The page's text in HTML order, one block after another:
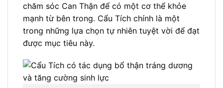
chăm sóc Can Thận để có một cơ thể khỏe
mạnh từ bên trong. Cẩu Tích chính là một
trong những lựa chọn tự nhiên tuyệt vời để đạt
được mục tiêu này.